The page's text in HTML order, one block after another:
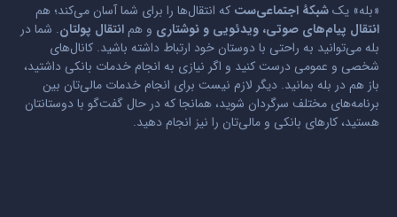
«بله» یکشبکۀ اجتماعی‌ست که انتقال‌ها را برای شما آسان می‌کند؛ هم
انتقال پیام‌های صوتی، ویدئویی و نوشتاری و هم انتقال پولتان. شما در
بله می‌توانید به راحتی با دوستان خود ارتباط داشته باشید. کانال‌های
شخصی و عمومی درست کنید و اگر نیازی به انجام خدمات بانکی داشتید،
باز هم در بله بمانید. دیگر لازم نیست برای انجام خدمات مالی‌تان بین
برنامه‌های مختلف سرگردان شوید، همانجا که در حال گفت‌گو با دوستانتان
هستید، کارهای بانکی و مالی‌تان را نیز انجام دهید.